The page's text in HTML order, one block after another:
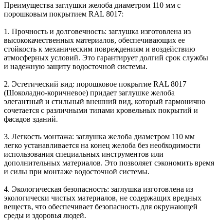
Преимущества заглушки желоба диаметром 110 мм с
порошковым покрытием RAL 8017:
1. Прочность и долговечность: заглушка изготовлена из
высококачественных материалов, обеспечивающих ее
стойкость к механическим повреждениям и воздействию
атмосферных условий. Это гарантирует долгий срок службы
и надежную защиту водосточной системы.
2. Эстетический вид: порошковое покрытие RAL 8017
(Шоколадно-коричневое) придает заглушке желоба
элегантный и стильный внешний вид, который гармонично
сочетается с различными типами кровельных покрытий и
фасадов зданий.
3. Легкость монтажа: заглушка желоба диаметром 110 мм
легко устанавливается на конец желоба без необходимости
использования специальных инструментов или
дополнительных материалов. Это позволяет сэкономить время
и силы при монтаже водосточной системы.
4. Экологическая безопасность: заглушка изготовлена из
экологически чистых материалов, не содержащих вредных
веществ, что обеспечивает безопасность для окружающей
среды и здоровья людей.